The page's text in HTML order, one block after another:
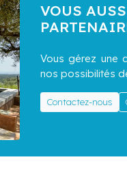
VOUS
Vous gérez une
nos possibilités
Contactez-nous